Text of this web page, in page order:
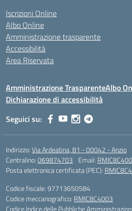
Iscrizioni Online
Albo Online
Amministrazione trasparente
Accessibilità
Area Riservata
Amministrazione TrasparenteAlbo
Dichiarazione di accessibilità
Seguici su:
Indirizzo:Via Ardeatina, 81 - 00042 - Anzio
Centralino:069874703 Email:
Posta elettronica certificata (PEC):
Codice fiscale: 97713650584
Codice meccanografico: RMIC8C4003
Codice Indice delle Pubbliche